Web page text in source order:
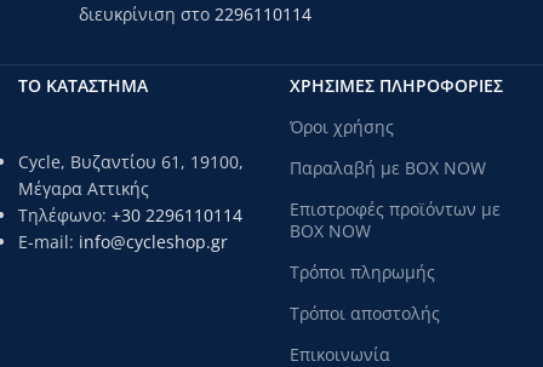
διευκρίνιση στο 2296110114
ΤΟ ΚΑΤΑΣΤΗΜΑ
Cycle, Βυζαντίου 61, 19100,
Μέγαρα Αττικής
Τηλέφωνο: +30 2296110114
E-mail: info@cycleshop.gr
ΧΡΗΣΙΜΕΣ ΠΛΗΡΟΦΟΡΙΕΣ
Όροι χρήσης
Παραλαβή με BOX NOW
Επιστροφές προϊόντων με
BOX NOW
Τρόποι πληρωμής
Τρόποι αποστολής
Επικοινωνία